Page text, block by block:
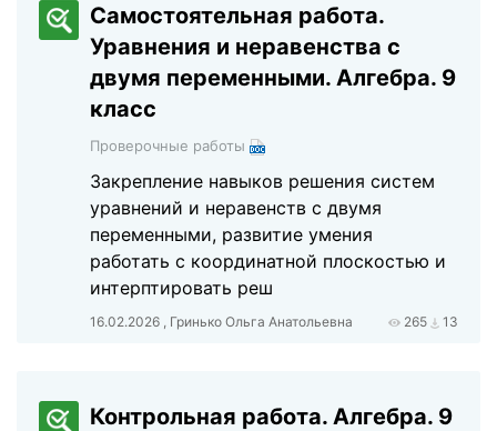
Самостоятельная работа.
Уравнения и неравенства с
двумя переменными. Алгебра. 9
класс
Проверочные работы
Закрепление навыков решения систем
уравнений и неравенств с двумя
переменными, развитие умения
работать с координатной плоскостью и
интерптировать реш
16.02.2026 , Гринько Ольга Анатольевна 265 13
Контрольная работа. Алгебра. 9